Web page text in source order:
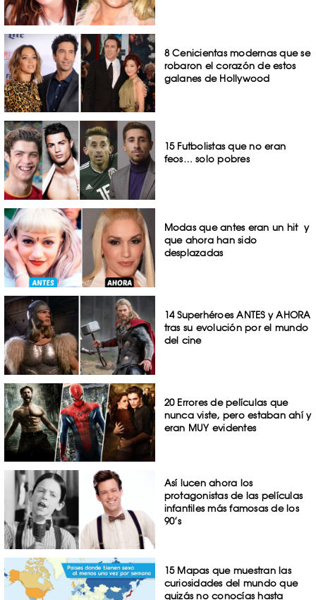
8 Cenicientas modernas que se
robaron el corazón de estos
galanes de Hollywood
15 Futbolistas que no eran
feos… solo pobres
Modas que antes eran un hit y
que ahora han sido
desplazadas
14 Superhéroes ANTES y AHORA
tras su evolución por el mundo
del cine
20 Errores de películas que
nunca viste, pero estaban ahí y
eran MUY evidentes
Así lucen ahora los
protagonistas de las películas
infantiles más famosas de los
90’s
15 Mapas que muestran las
curiosidades del mundo que
quizás no conocías hasta